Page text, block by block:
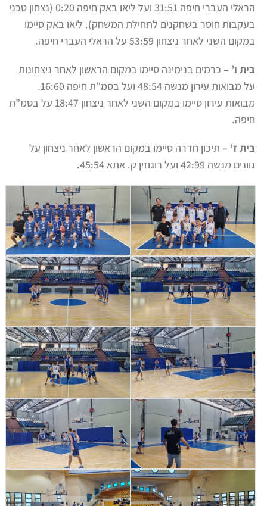
הראלי העברי חיפה 31:51 ועל ליאו באק חיפה 0:20 (נצחון טכני
בעקבות חוסר בשחקנים לתחילת המשחק). ליאו באק סיימו
במקום השני לאחר ניצחון 53:59 על הראלי העברי חיפה.
בית ו’ – כרמים בנימינה סיימו במקום הראשון לאחר ניצחונות
על מבואות עירון מנשה 48:54 ועל בסמ”ת חיפה 16:60.
מבואות עירון סיימו במקום השני לאחר ניצחון 18:47 על בסמ”ת
חיפה.
בית ז’ – תיכון חדרה סיימו במקום הראשון לאחר ניצחון על
גוונים מנשה 42:99 ועל רוגוזין ק. אתא 45:54.